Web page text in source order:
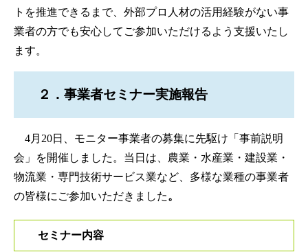
トを推進できるまで、外部プロ人材の活用経験がない事
業者の方でも安心してご参加いただけるよう支援いたし
ます。
２．事業者セミナー実施報告
4月20日、モニター事業者の募集に先駆け「事前説明
会」を開催しました。当日は、農業・水産業・建設業・
物流業・専門技術サービス業など、多様な業種の事業者
の皆様にご参加いただきました。
セミナー内容